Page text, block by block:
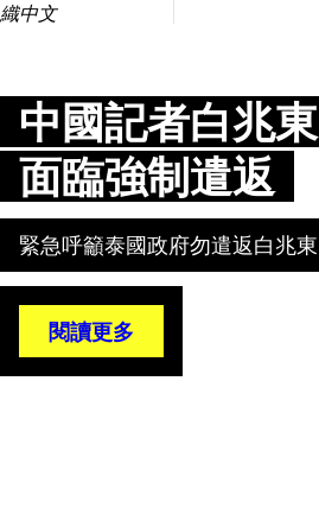
中國記者白兆東
面臨強制遣返
緊急呼籲泰國政府勿遣返白兆東
閱讀更多